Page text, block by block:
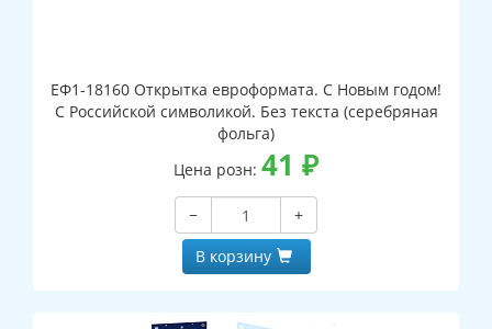
ЕФ1-18160 Открытка евроформата. С Новым годом!
С Российской символикой. Без текста (серебряная
фольга)
Цена розн: 41 ₽
−
+
В корзину